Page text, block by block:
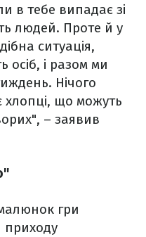
в тебе випадає зі
людей. Проте й у
ситуація,
осіб, і разом ми
Нічого
хлопці, що можуть
– заявив
гри
приходу